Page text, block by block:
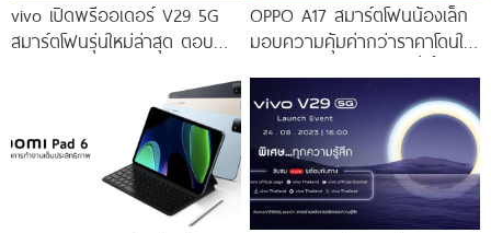
vivo เปิดพรีออเดอร์ V29 5G
สมาร์ตโฟนรุ่นใหม่ล่าสุด ตอบ
ราคาเริ่มต้นเพียง 14,999 บาท
จัดเต็มกับโปรโมชันพิเศษก่อนใคร
OPPO A17 สมาร์ตโฟนน้องเล็ก
มอบความคุ้มค่ากว่าราคาโดนใจ
ราคาใหม่เพียง 4,599 บาท
เท่านั้น!